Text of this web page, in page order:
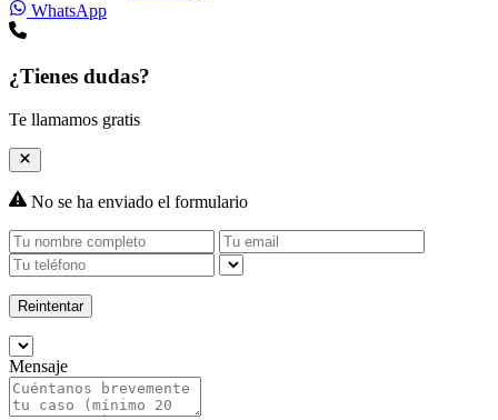
WhatsApp
¿Tienes dudas?
Te llamamos gratis
No se ha enviado el formulario
Reintentar
Mensaje